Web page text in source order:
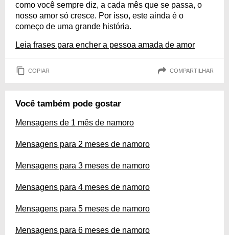
como você sempre diz, a cada mês que se passa, o
nosso amor só cresce. Por isso, este ainda é o
começo de uma grande história.
Leia frases para encher a pessoa amada de amor
COPIAR COMPARTILHAR
Você também pode gostar
Mensagens de 1 mês de namoro
Mensagens para 2 meses de namoro
Mensagens para 3 meses de namoro
Mensagens para 4 meses de namoro
Mensagens para 5 meses de namoro
Mensagens para 6 meses de namoro